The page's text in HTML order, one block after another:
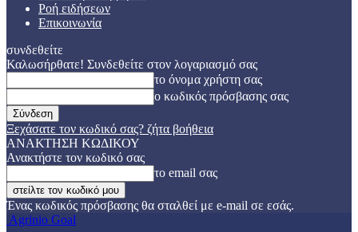
Ροή ειδήσεων
Επικοινωνία
συνδεθείτε
Καλωσήρθατε! Συνδεθείτε στον λογαριασμό σας
το όνομα χρήστη σας
ο κωδικός πρόσβασης σας
Ξεχάσατε τον κωδικό σας? ζήτα βοήθεια
ΑΝΑΚΤΗΣΗ ΚΩΔΙΚΟΥ
Ανακτήστε τον κωδικό σας
το email σας
Ένας κωδικός πρόσβασης θα σταλθεί με e-mail σε εσάς.
Agrinio Goal